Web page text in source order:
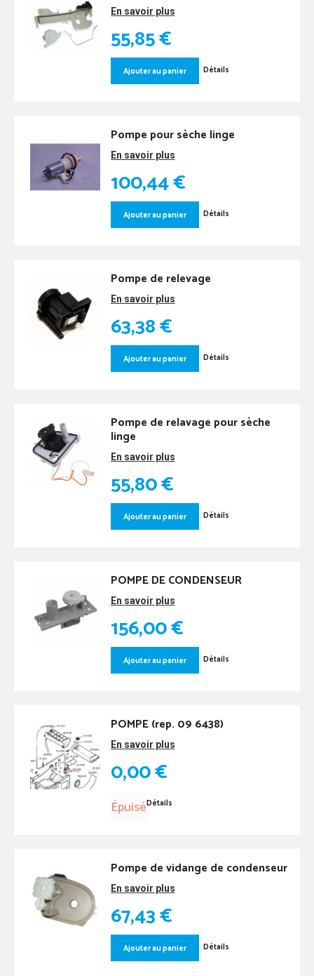
En savoir plus
55,85 €
Ajouter au panier Détails
Pompe pour sèche linge
En savoir plus
100,44 €
Ajouter au panier Détails
Pompe de relevage
En savoir plus
63,38 €
Ajouter au panier Détails
Pompe de relavage pour sèche
linge
En savoir plus
55,80 €
Ajouter au panier Détails
POMPE DE CONDENSEUR
En savoir plus
156,00 €
Ajouter au panier Détails
POMPE (rep. 09 6438)
En savoir plus
0,00 €
ÉpuiséDétails
Pompe de vidange de condenseur
En savoir plus
67,43 €
Ajouter au panier Détails